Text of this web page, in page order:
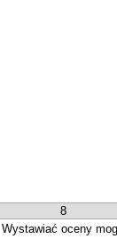
8
Wystawiać oceny